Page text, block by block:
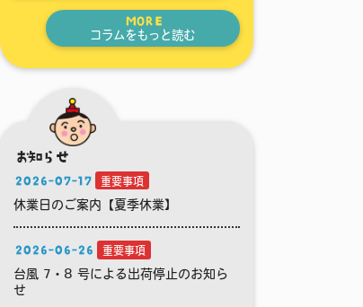
MORE
コラムをもっと読む
お知らせ
2026-07-17 重要事項
休業日のご案内【夏季休業】
2026-06-26 重要事項
台風 7・8 号による出荷停止のお知ら
せ